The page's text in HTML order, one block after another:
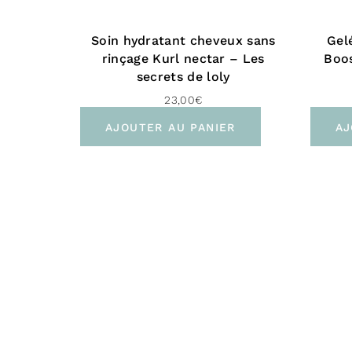
Soin hydratant cheveux sans
rinçage Kurl nectar – Les
secrets de loly
23,00€
AJOUTER AU PANIER